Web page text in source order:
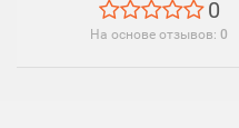
0
На основе отзывов: 0